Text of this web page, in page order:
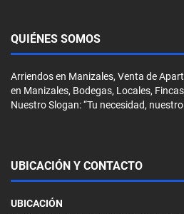
QUIÉNES SOMOS
Arriendos en Manizales, Venta de
en Manizales, Bodegas, Locales,
Nuestro Slogan: “Tu necesidad,
UBICACIÓN Y CONTACTO
UBICACIÓN